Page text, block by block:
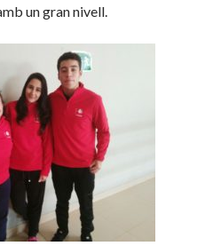
un gran nivell.